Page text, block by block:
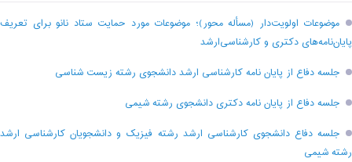
موضوعات اولویت‌دار (مسأله محور)؛ موضوعات مورد حمایت ستاد نانو برای تعریف
پایان‌نامه‌های دکتری و کارشناسی‌ارشد
جلسه دفاع از پایان نامه کارشناسی ارشد دانشجوی رشته زیست شناسی
جلسه دفاع از پایان نامه دکتری دانشجوی رشته شیمی
جلسه دفاع دانشجوی کارشناسی ارشد رشته فیزیک و دانشجویان کارشناسی ارشد
رشته شیمی